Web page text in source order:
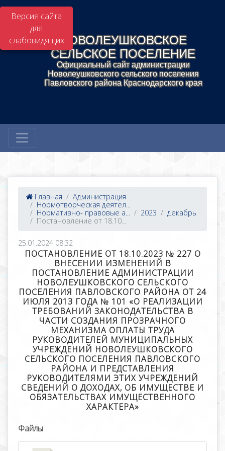
Версия сайта
для
слабовидящихНОВОЛЕУШКОВСКОЕ
СЕЛЬСКОЕ ПОСЕЛЕНИЕ
Официальный сайт администрации
Новолеушковского сельского поселения
Павловского района Краснодарского края
Главная
Администрация
Нормотворческая деятел...
Нормативно- правовые а...
2023
декабрь
Постановление от 18.10...
25.01.2024 08:32
ПОСТАНОВЛЕНИЕ ОТ 18.10.2023 № 227 О
ВНЕСЕНИИ ИЗМЕНЕНИЙ В
ПОСТАНОВЛЕНИЕ АДМИНИСТРАЦИИ
НОВОЛЕУШКОВСКОГО СЕЛЬСКОГО
ПОСЕЛЕНИЯ ПАВЛОВСКОГО РАЙОНА ОТ 24
ИЮЛЯ 2013 ГОДА № 101 «О РЕАЛИЗАЦИИ
ТРЕБОВАНИЙ ЗАКОНОДАТЕЛЬСТВА В
ЧАСТИ СОЗДАНИЯ ПРОЗРАЧНОГО
МЕХАНИЗМА ОПЛАТЫ ТРУДА
РУКОВОДИТЕЛЕЙ МУНИЦИПАЛЬНЫХ
УЧРЕЖДЕНИЙ НОВОЛЕУШКОВСКОГО
СЕЛЬСКОГО ПОСЕЛЕНИЯ ПАВЛОВСКОГО
РАЙОНА И ПРЕДСТАВЛЕНИЯ
РУКОВОДИТЕЛЯМИ ЭТИХ УЧРЕЖДЕНИЙ
СВЕДЕНИЙ О ДОХОДАХ, ОБ ИМУЩЕСТВЕ И
ОБЯЗАТЕЛЬСТВАХ ИМУЩЕСТВЕННОГО
ХАРАКТЕРА»
Файлы